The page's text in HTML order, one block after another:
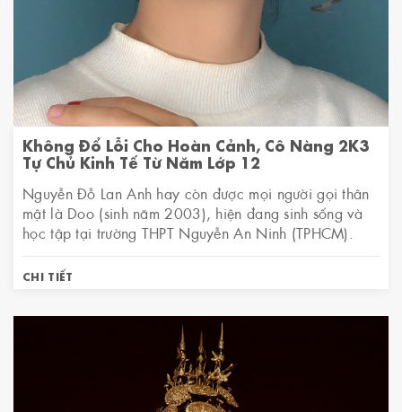
Không Đổ Lỗi Cho Hoàn Cảnh, Cô Nàng 2K3
Tự Chủ Kinh Tế Từ Năm Lớp 12
Nguyễn Đỗ Lan Anh hay còn được mọi người gọi thân
mật là Doo (sinh năm 2003), hiện đang sinh sống và
học tập tại trường THPT Nguyễn An Ninh (TPHCM).
CHI TIẾT